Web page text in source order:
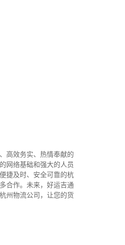
高效务实、热情奉献的
网络基础和强大的人员
捷及时、安全可靠的杭
合作。 未来，好运吉通
州物流公司，让您的货